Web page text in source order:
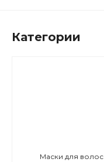
Категории
Маски для волос